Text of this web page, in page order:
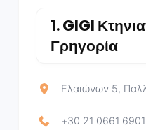
1.GIGI
Γρηγορία
Ελαιώνων 5,
+30 21 0661 6901